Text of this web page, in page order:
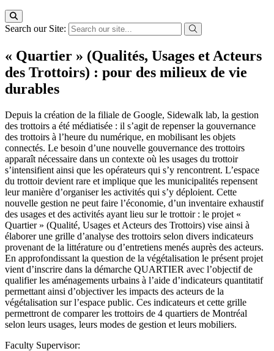
Search our Site:
« Quartier » (Qualités, Usages et Acteurs
des Trottoirs) : pour des milieux de vie
durables
Depuis la création de la filiale de Google, Sidewalk lab, la gestion
des trottoirs a été médiatisée : il s’agit de repenser la gouvernance
des trottoirs à l’heure du numérique, en mobilisant les objets
connectés. Le besoin d’une nouvelle gouvernance des trottoirs
apparaît nécessaire dans un contexte où les usages du trottoir
s’intensifient ainsi que les opérateurs qui s’y rencontrent. L’espace
du trottoir devient rare et implique que les municipalités repensent
leur manière d’organiser les activités qui s’y déploient. Cette
nouvelle gestion ne peut faire l’économie, d’un inventaire exhaustif
des usages et des activités ayant lieu sur le trottoir : le projet «
Quartier » (Qualité, Usages et Acteurs des Trottoirs) vise ainsi à
élaborer une grille d’analyse des trottoirs selon divers indicateurs
provenant de la littérature ou d’entretiens menés auprès des acteurs.
En approfondissant la question de la végétalisation le présent projet
vient d’inscrire dans la démarche QUARTIER avec l’objectif de
qualifier les aménagements urbains à l’aide d’indicateurs quantitatif
permettant ainsi d’objectiver les impacts des acteurs de la
végétalisation sur l’espace public. Ces indicateurs et cette grille
permettront de comparer les trottoirs de 4 quartiers de Montréal
selon leurs usages, leurs modes de gestion et leurs mobiliers.
Faculty Supervisor: